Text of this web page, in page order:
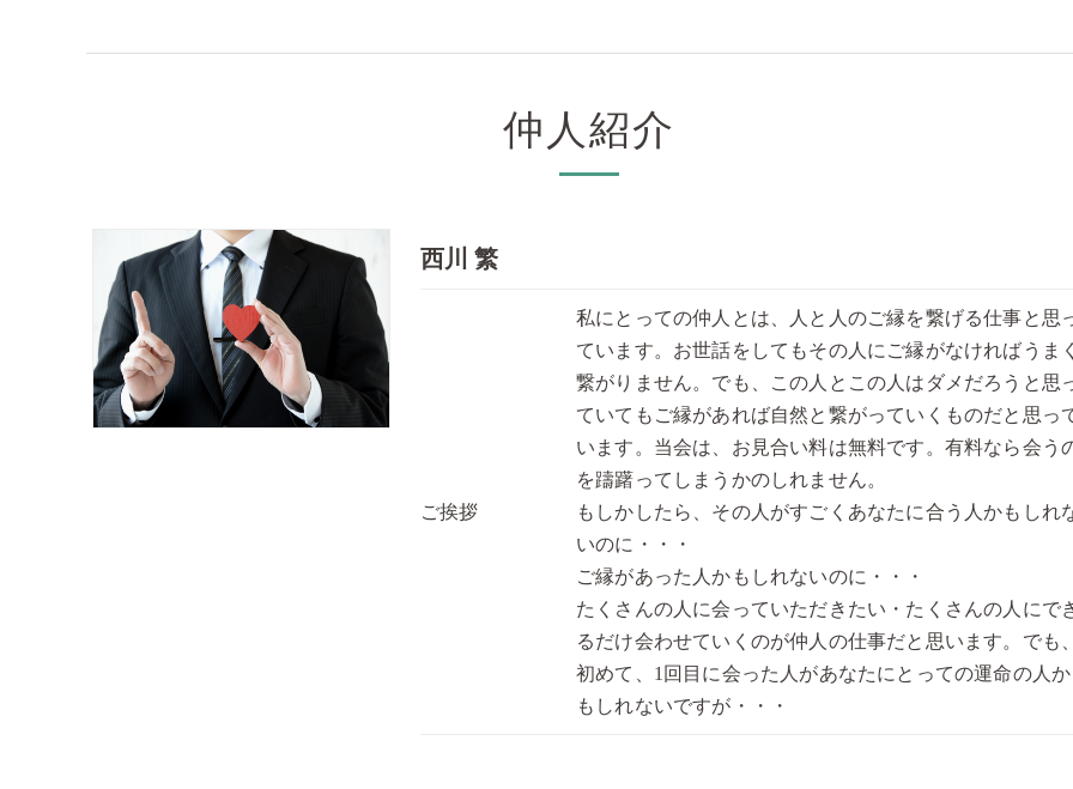
仲人紹介
西川 繁
ご挨拶
私にとっての仲人とは、人と人のご縁を繋げる仕事と思
ています。お世話をしてもその人にご縁がなければうまく
繋がりません。でも、この人とこの人はダメだろうと思
ていてもご縁があれば自然と繋がっていくものだと思っ
います。当会は、お見合い料は無料です。有料なら会う
を躊躇ってしまうかのしれません。
もしかしたら、その人がすごくあなたに合う人かもしれ
いのに・・・
ご縁があった人かもしれないのに・・・
たくさんの人に会っていただきたい・たくさんの人にで
るだけ会わせていくのが仲人の仕事だと思います。でも、
初めて、1回目に会った人があなたにとっての運命の人か
もしれないですが・・・